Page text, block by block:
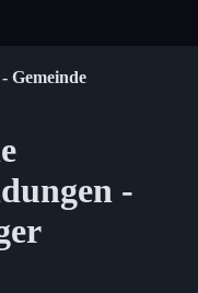
Gemeinde
-